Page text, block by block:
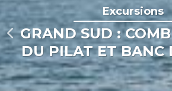
Excursions
GRAND SUD :
DU PILAT ET BANC